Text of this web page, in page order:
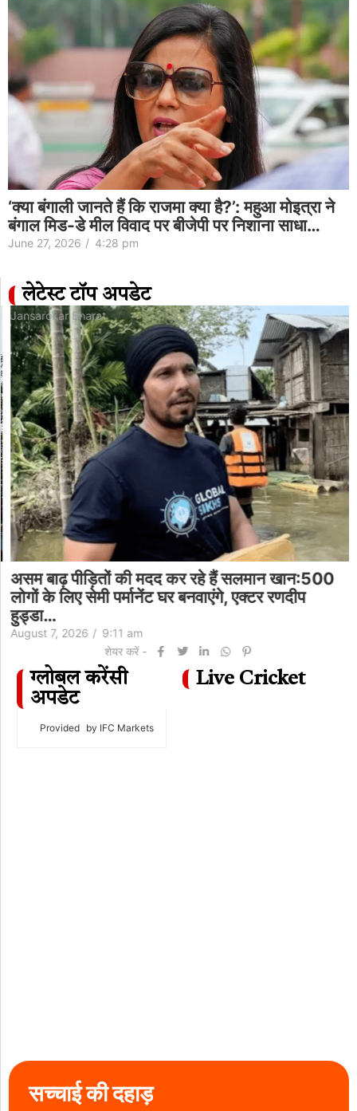
‘क्या बंगाली जानते हैं कि राजमा क्या है?’: महुआ मोइत्रा ने
बंगाल मिड-डे मील विवाद पर बीजेपी पर निशाना साधा…
June 27, 2026 / 4:28 pm
लेटेस्ट टॉप अपडेट
Jansarokar Bharat
असम बाढ़ पीड़ितों की मदद कर रहे हैं सलमान खान:500
लोगों के लिए सेमी पर्मानेंट घर बनवाएंगे, एक्टर रणदीप
हुड्डा…
August 7, 2026 / 9:11 am
शेयर करें -
ग्लोबल करेंसी
अपडेट
Provided by IFC Markets
Live Cricket
सच्चाई की दहाड़